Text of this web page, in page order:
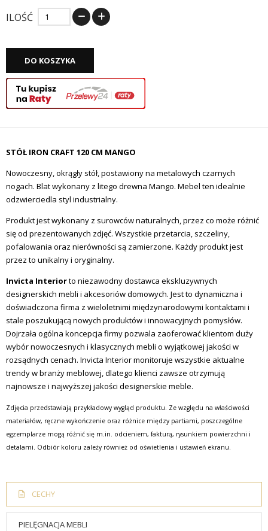
ILOŚĆ
DO KOSZYKA
STÓŁ IRON CRAFT 120 CM MANGO
Nowoczesny, okrągły stół, postawiony na metalowych czarnych
nogach. Blat wykonany z litego drewna Mango. Mebel ten idealnie
odzwierciedla styl industrialny.
Produkt jest wykonany z surowców naturalnych, przez co może różnić
się od prezentowanych zdjęć. Wszystkie przetarcia, szczeliny,
pofalowania oraz nierówności są zamierzone. Każdy produkt jest
przez to unikalny i oryginalny.
Invicta Interiorto niezawodny dostawca ekskluzywnych
designerskich mebli i akcesoriów domowych. Jest to dynamiczna i
doświadczona firma z wieloletnimi międzynarodowymi kontaktami i
stale poszukującą nowych produktów i innowacyjnych pomysłów.
Dojrzała ogólna koncepcja firmy pozwala zaoferować klientom duży
wybór nowoczesnych i klasycznych mebli o wyjątkowej jakości w
rozsądnych cenach. Invicta Interior monitoruje wszystkie aktualne
trendy w branży meblowej, dlatego klienci zawsze otrzymują
najnowsze i najwyższej jakości designerskie meble.
Zdjęcia przedstawiają przykładowy wygląd produktu. Ze względu na właściwości
materiałów, ręczne wykończenie oraz różnice między partiami, poszczególne
egzemplarze mogą różnić się m.in. odcieniem, fakturą, rysunkiem powierzchni i
detalami. Odbiór koloru zależy również od oświetlenia i ustawień ekranu.
CECHY
PIELĘGNACJA MEBLI